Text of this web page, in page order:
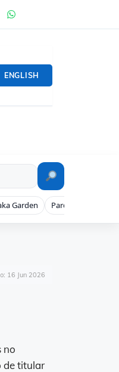
ENGLISH
Garden Parque Denia
16 Jun 2026
no
de titular